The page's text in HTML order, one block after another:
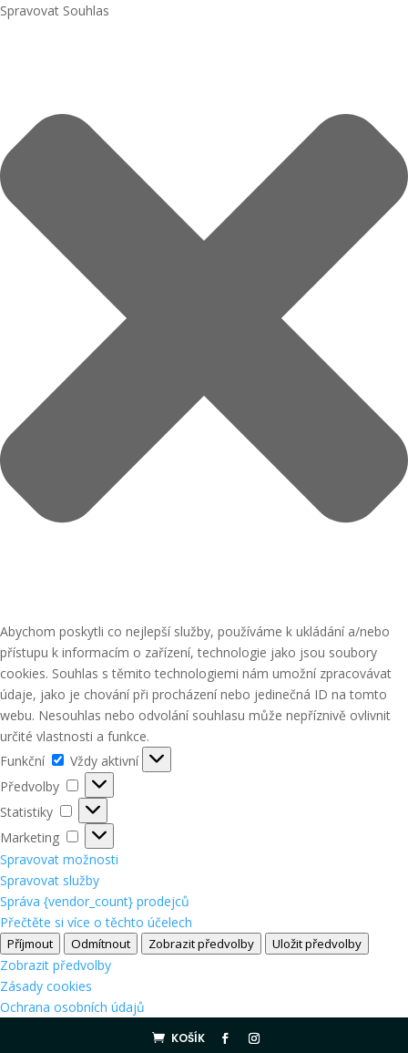
Spravovat Souhlas
Abychom poskytli co nejlepší služby, používáme k ukládání a/nebo
přístupu k informacím o zařízení, technologie jako jsou soubory
cookies. Souhlas s těmito technologiemi nám umožní zpracovávat
údaje, jako je chování při procházení nebo jedinečná ID na tomto
webu. Nesouhlas nebo odvolání souhlasu může nepříznivě ovlivnit
určité vlastnosti a funkce.
Funkční
Funkční
Vždy aktivní
Předvolby
Předvolby
Statistiky
Statistiky
Marketing
Marketing
Spravovat možnosti
Spravovat služby
Správa {vendor_count} prodejců
Přečtěte si více o těchto účelech
Příjmout Odmítnout Zobrazit předvolby Uložit předvolby
Zobrazit předvolby
Zásady cookies
Ochrana osobních údajů
 KOŠÍK